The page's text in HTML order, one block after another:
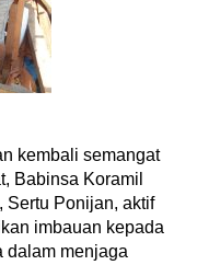
kembali semangat
Babinsa Koramil
Sertu Ponijan, aktif
imbauan kepada
dalam menjaga